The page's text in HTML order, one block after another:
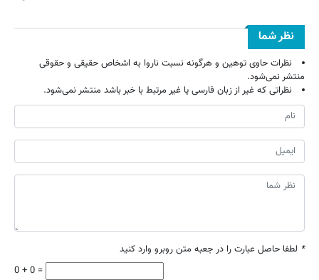
نظر شما
نظرات حاوی توهین و هرگونه نسبت ناروا به اشخاص حقیقی و حقوقی
منتشر نمی‌شود.
نظراتی که غیر از زبان فارسی یا غیر مرتبط با خبر باشد منتشر نمی‌شود.
* لطفا حاصل عبارت را در جعبه متن روبرو وارد کنید
0 + 0 =